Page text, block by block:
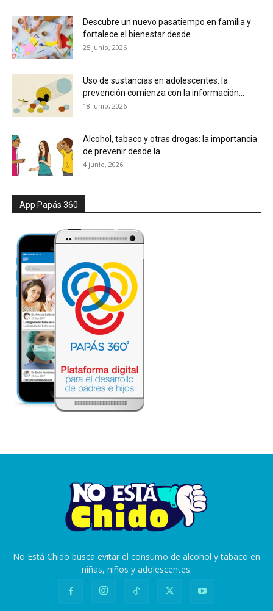
Descubre un nuevo pasatiempo en familia y
fortalece el bienestar desde...
25 junio, 2026
Uso de sustancias en adolescentes: la
prevención comienza con la información...
18 junio, 2026
Alcohol, tabaco y otras drogas: la importancia
de prevenir desde la...
4 junio, 2026
App Papás 360
No Está Chido busca evitar el consumo de alcohol y tabaco en
niñas, niños y adolescentes.